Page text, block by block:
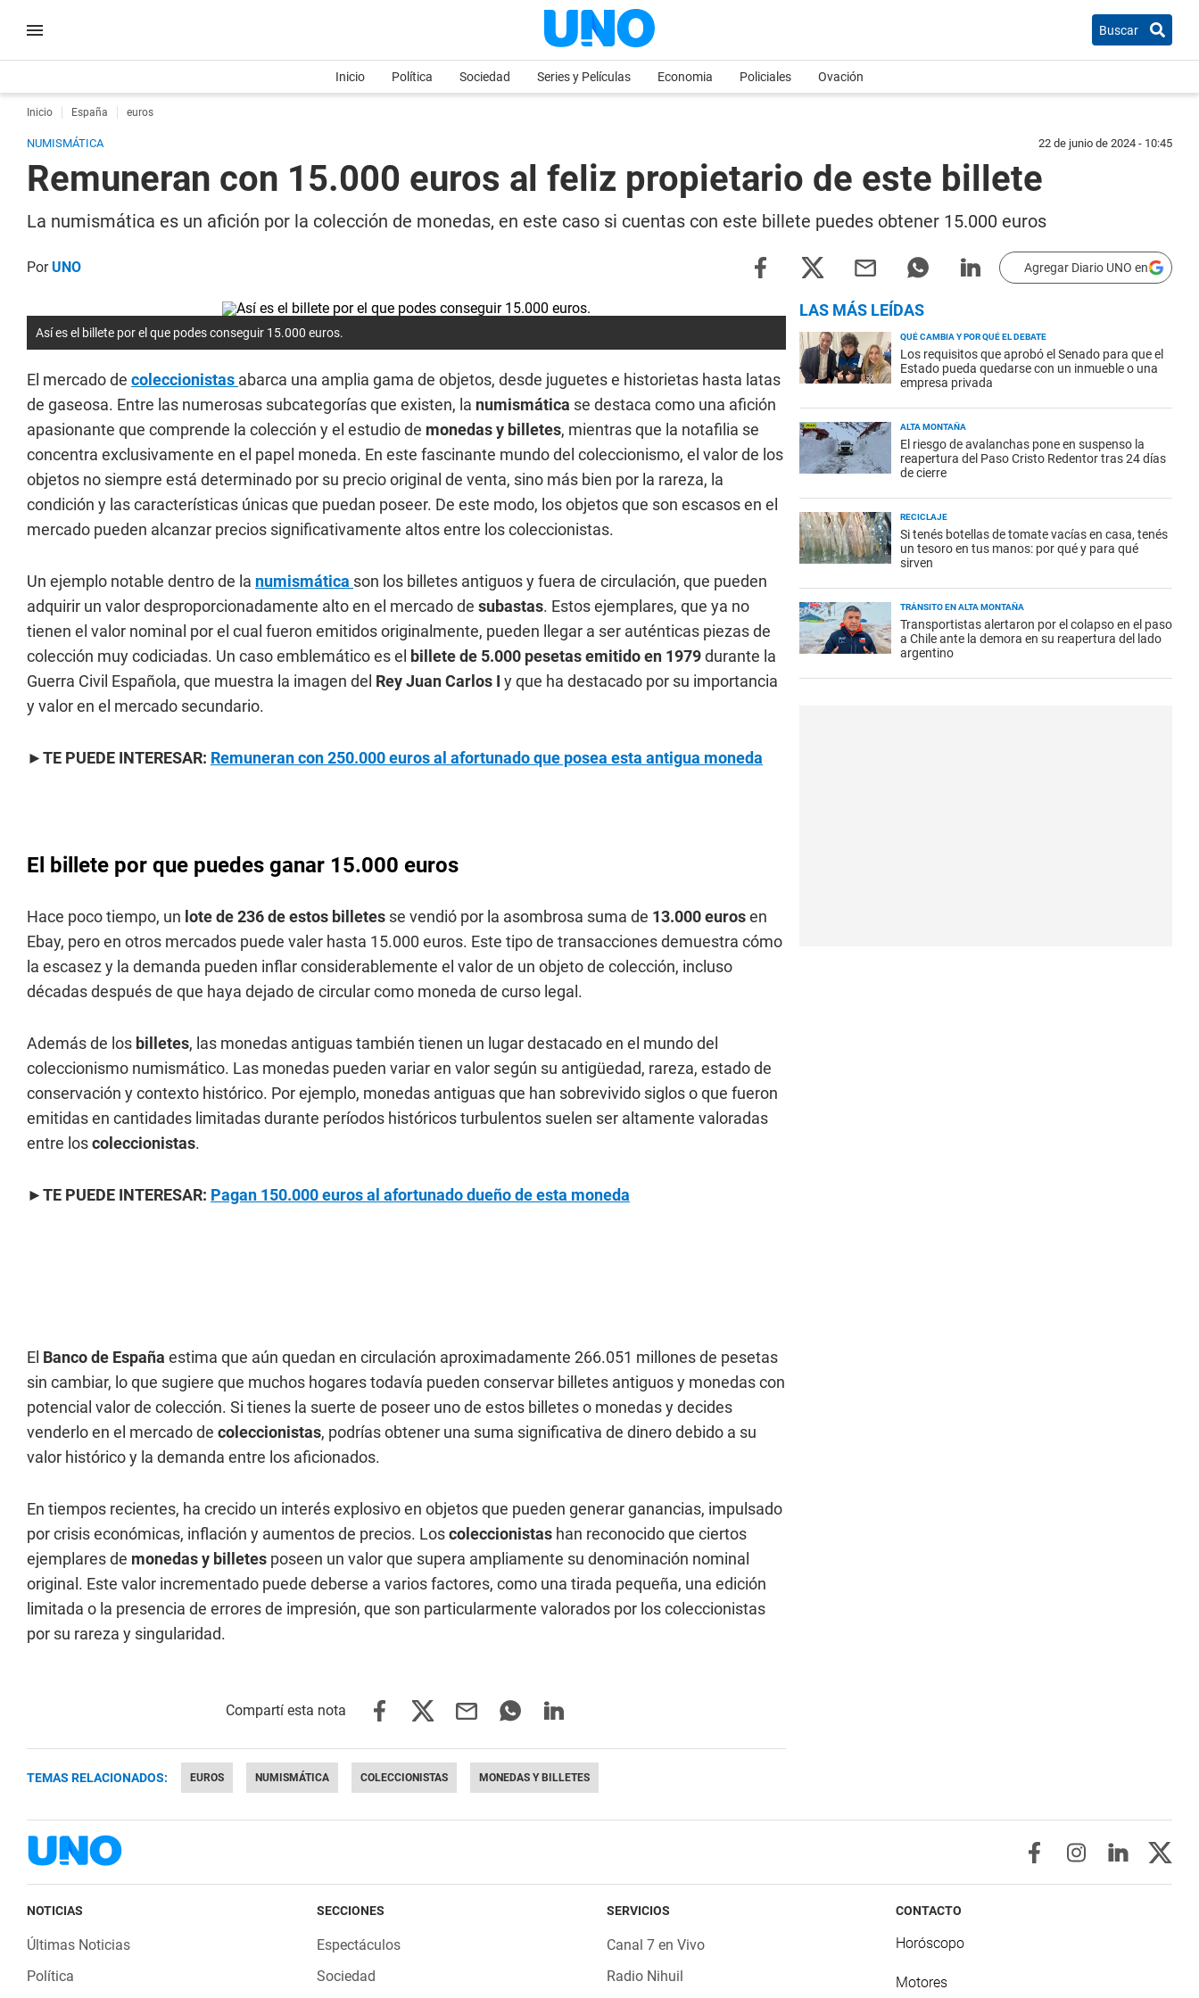
Buscar
Inicio Política Sociedad Series y Películas Economia Policiales Ovación
Inicio España euros
NUMISMÁTICA 22 de junio de 2024 - 10:45
Remuneran con 15.000 euros al feliz propietario de este billete
La numismática es un afición por la colección de monedas, en este caso si cuentas con este billete puedes obtener 15.000 euros
PorUNO Agregar Diario UNO en
Así es el billete por el que podes conseguir 15.000 euros.
El mercado de coleccionistas abarca una amplia gama de objetos, desde juguetes e historietas hasta latas
de gaseosa. Entre las numerosas subcategorías que existen, la numismática se destaca como una afición
apasionante que comprende la colección y el estudio de monedas y billetes, mientras que la notafilia se
concentra exclusivamente en el papel moneda. En este fascinante mundo del coleccionismo, el valor de los
objetos no siempre está determinado por su precio original de venta, sino más bien por la rareza, la
condición y las características únicas que puedan poseer. De este modo, los objetos que son escasos en el
mercado pueden alcanzar precios significativamente altos entre los coleccionistas.
Un ejemplo notable dentro de la numismática son los billetes antiguos y fuera de circulación, que pueden
adquirir un valor desproporcionadamente alto en el mercado de subastas. Estos ejemplares, que ya no
tienen el valor nominal por el cual fueron emitidos originalmente, pueden llegar a ser auténticas piezas de
colección muy codiciadas. Un caso emblemático es el billete de 5.000 pesetas emitido en 1979durante la
Guerra Civil Española, que muestra la imagen del Rey Juan Carlos I y que ha destacado por su importancia
y valor en el mercado secundario.
►TE PUEDE INTERESAR: Remuneran con 250.000 euros al afortunado que posea esta antigua moneda
El billete por que puedes ganar 15.000 euros
Hace poco tiempo, un lote de 236 de estos billetes se vendió por la asombrosa suma de 13.000 eurosen
Ebay, pero en otros mercados puede valer hasta 15.000 euros. Este tipo de transacciones demuestra cómo
la escasez y la demanda pueden inflar considerablemente el valor de un objeto de colección, incluso
décadas después de que haya dejado de circular como moneda de curso legal.
Además de los billetes, las monedas antiguas también tienen un lugar destacado en el mundo del
coleccionismo numismático. Las monedas pueden variar en valor según su antigüedad, rareza, estado de
conservación y contexto histórico. Por ejemplo, monedas antiguas que han sobrevivido siglos o que fueron
emitidas en cantidades limitadas durante períodos históricos turbulentos suelen ser altamente valoradas
entre loscoleccionistas.
►TE PUEDE INTERESAR: Pagan 150.000 euros al afortunado dueño de esta moneda
El Banco de España estima que aún quedan en circulación aproximadamente 266.051 millones de pesetas
sin cambiar, lo que sugiere que muchos hogares todavía pueden conservar billetes antiguos y monedas con
potencial valor de colección. Si tienes la suerte de poseer uno de estos billetes o monedas y decides
venderlo en el mercado de coleccionistas, podrías obtener una suma significativa de dinero debido a su
valor histórico y la demanda entre los aficionados.
En tiempos recientes, ha crecido un interés explosivo en objetos que pueden generar ganancias, impulsado
por crisis económicas, inflación y aumentos de precios. Loscoleccionistas han reconocido que ciertos
ejemplares de monedas y billetes poseen un valor que supera ampliamente su denominación nominal
original. Este valor incrementado puede deberse a varios factores, como una tirada pequeña, una edición
limitada o la presencia de errores de impresión, que son particularmente valorados por los coleccionistas
por su rareza y singularidad.
TEMAS RELACIONADOS: EUROS NUMISMÁTICA COLECCIONISTAS MONEDAS Y BILLETES
LAS MÁS LEÍDAS
QUÉ CAMBIA Y POR QUÉ EL DEBATE
Los requisitos que aprobó el Senado para que el
Estado pueda quedarse con un inmueble o una
empresa privada
ALTA MONTAÑA
El riesgo de avalanchas pone en suspenso la
reapertura del Paso Cristo Redentor tras 24 días
de cierre
RECICLAJE
Si tenés botellas de tomate vacías en casa, tenés
un tesoro en tus manos: por qué y para qué
sirven
TRÁNSITO EN ALTA MONTAÑA
Transportistas alertaron por el colapso en el paso
a Chile ante la demora en su reapertura del lado
argentino
NOTICIAS
Últimas Noticias
Política
SECCIONES
Espectáculos
Sociedad
SERVICIOS
Canal 7 en Vivo
Radio Nihuil
CONTACTO
Horóscopo
Motores